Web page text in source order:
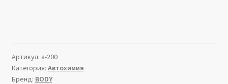
Артикул: a-200
Категория: Автохимия
Бренд: BODY